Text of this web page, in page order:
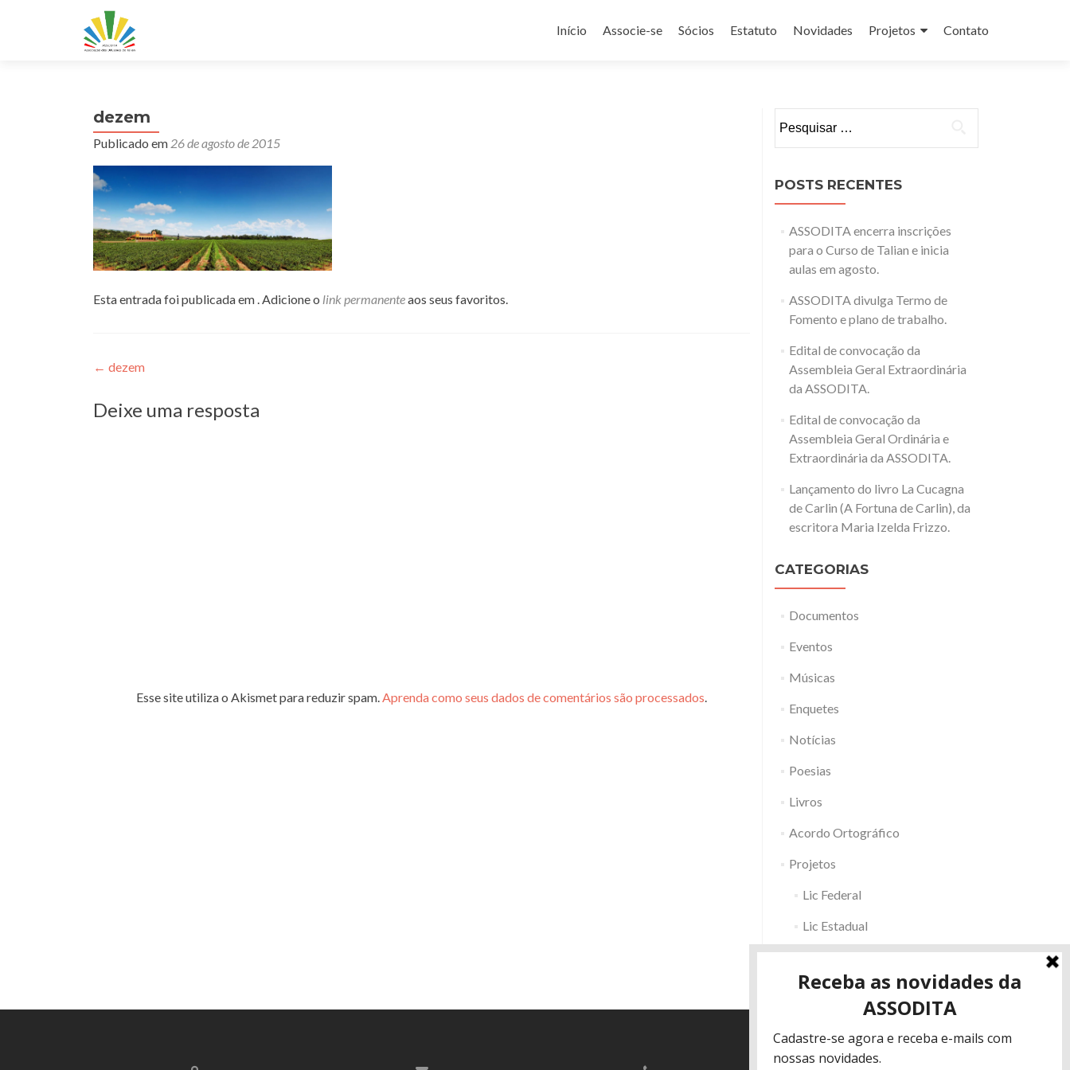
para
Início Associe-se Sócios Estatuto Novidades Projetos Contato
dezem
Publicado em 26 de agosto de 2015
Esta entrada foi publicada em . Adicione o link permanenteaos seus favoritos.
Navegação
de
← dezem
Deixe uma resposta
Esse site utiliza o Akismet para reduzir spam.Aprenda como seus dados de comentários são processados.
por:
POSTS RECENTES
ASSODITA encerra inscrições
para o Curso de Talian e inicia
aulas em agosto.
ASSODITA divulga Termo de
Fomento e plano de trabalho.
Edital de convocação da
Assembleia Geral Extraordinária
da ASSODITA.
Edital de convocação da
Assembleia Geral Ordinária e
Extraordinária da ASSODITA.
Lançamento do livro La Cucagna
de Carlin (A Fortuna de Carlin), da
escritora Maria Izelda Frizzo.
CATEGORIAS
Documentos
Eventos
Músicas
Enquetes
Notícias
Poesias
Livros
Acordo Ortográfico
Projetos
Lic Federal
Lic Estadual
Fac RS
Outros